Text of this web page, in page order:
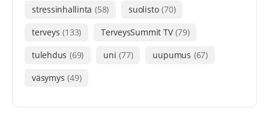
stressinhallinta (58) suolisto (70)
terveys (133) TerveysSummit TV (79)
tulehdus (69) uni (77) uupumus (67)
väsymys (49)